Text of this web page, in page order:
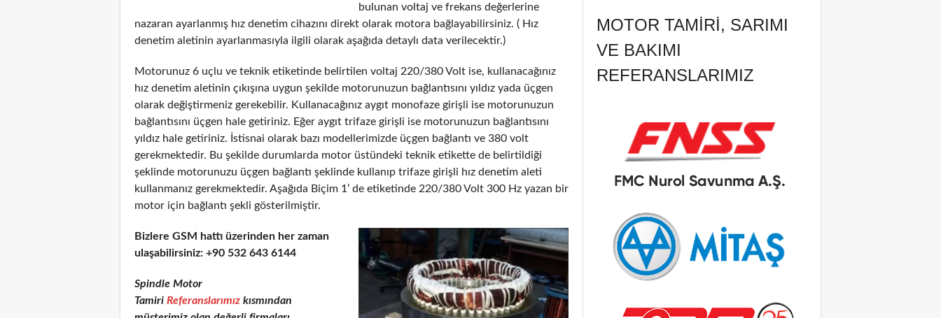
bulunan voltaj ve frekans değerlerine
nazaran ayarlanmış hız denetim cihazını direkt olarak motora bağlayabilirsiniz. ( Hız
denetim aletinin ayarlanmasıyla ilgili olarak aşağıda detaylı data verilecektir.)
Motorunuz 6 uçlu ve teknik etiketinde belirtilen voltaj 220/380 Volt ise, kullanacağınız
hız denetim aletinin çıkışına uygun şekilde motorunuzun bağlantısını yıldız yada üçgen
olarak değiştirmeniz gerekebilir. Kullanacağınız aygıt monofaze girişli ise motorunuzun
bağlantısını üçgen hale getiriniz. Eğer aygıt trifaze girişli ise motorunuzun bağlantısını
yıldız hale getiriniz. İstisnai olarak bazı modellerimizde üçgen bağlantı ve 380 volt
gerekmektedir. Bu şekilde durumlarda motor üstündeki teknik etikette de belirtildiği
şeklinde motorunuzu üçgen bağlantı şeklinde kullanıp trifaze girişli hız denetim aleti
kullanmanız gerekmektedir. Aşağıda Biçim 1’ de etiketinde 220/380 Volt 300 Hz yazan bir
motor için bağlantı şekli gösterilmiştir.
Bizlere GSM hattı üzerinden her zaman
ulaşabilirsiniz: +90 532 643 6144
Spindle Motor
Tamiri Referanslarımız kısmından
MOTOR TAMIRI, SARIMI
VE BAKIMI
REFERANSLARIMIZ